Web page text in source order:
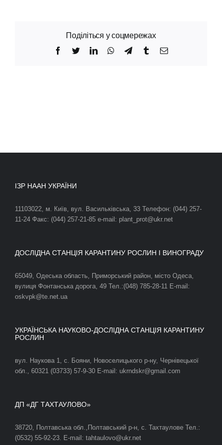
Поділіться у соцмережах
Facebook
TwitterLinkedInWhatsApp
TelegramTumblrEmail
ІЗР НААН УКРАЇНИ
11103022, м. Київ, вул. Васильківська, 33 Телефон: (044) 257-
11-24 Факс: (044) 257-21-85 e-mail: plant_prot@ukr.net
ДОСЛІДНА СТАНЦІЯ КАРАНТИНУ РОСЛИН І ВИНОГРАДУ
65049, Одеська область, Приморський район, місто Одеса,
вулиця Фонтанська дорога, 49 Тел.:(048) 785-28-11 E-mail:
oskvpk@te.net.ua
УКРАЇНСЬКА НАУКОВО-ДОСЛІДНА СТАНЦІЯ КАРАНТИНУ
РОСЛИН
вул. Наукова 1, с. Бояни, Новоселицького р-ну, Чернівецької
обл., 60321 (03733) 57-9-30 E-mail: ukrndskr@gmail.com
ДП «ДГ ТАХТАУЛОВО»
38720, Полтавська обл.,Полтавський р-н, с. Тахтаулове Тел.:
(0532) 55-92-23. E-mail: tahtaulovo@ukr.net